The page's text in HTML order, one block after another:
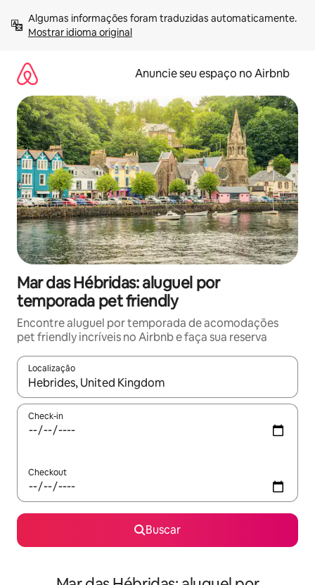
para
Mostrar idioma original
Anuncie seu espaço no Airbnb
Mar das Hébridas: aluguel por
temporada pet friendly
Encontre aluguel por temporada de acomodações
pet friendly incríveis no Airbnb e faça sua reserva
Localização
Quando os resultados estiverem disponíveis, explore-os
Check-in
Checkout
Buscar